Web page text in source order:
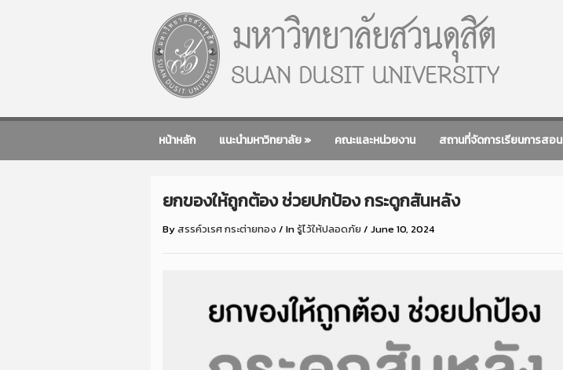
หน้าหลัก แนะนำมหาวิทยาลัย» คณะและหน่วยงาน สถานที่จัดการเรียนการสอน
ยกของให้ถูกต้อง ช่วยปกป้อง กระดูกสันหลัง
Byสรรค์วเรศ กระต่ายทอง / Inรู้ไว้ให้ปลอดภัย / June 10, 2024